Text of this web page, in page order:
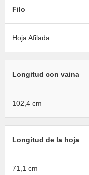
Filo
Hoja Afilada
Longitud con vaina
102,4 cm
Longitud de la hoja
71,1 cm